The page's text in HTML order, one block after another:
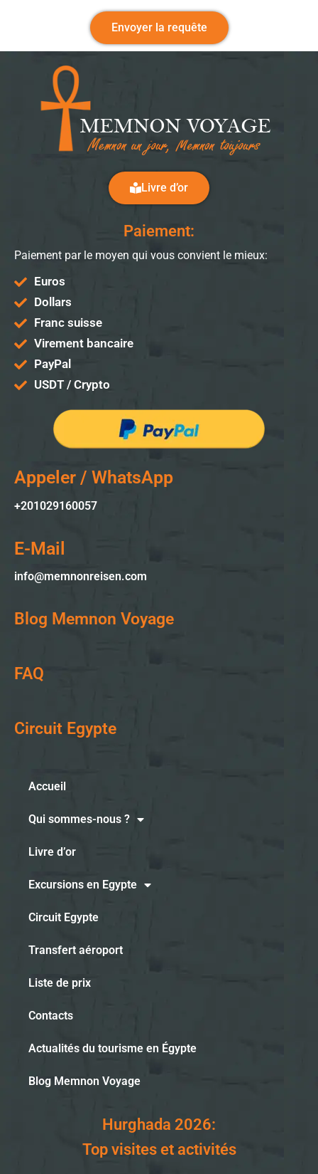
Envoyer la requête
Livre d’or
Paiement:
Paiement par le moyen qui vous convient le mieux:
Euros
Dollars
Franc suisse
Virement bancaire
PayPal
USDT / Crypto
Appeler / WhatsApp
+201029160057
E-Mail
info@memnonreisen.com
Blog Memnon Voyage
FAQ
Circuit Egypte
Accueil
Qui sommes-nous ?
Livre d’or
Excursions en Egypte
Circuit Egypte
Transfert aéroport
Liste de prix
Contacts
Actualités du tourisme en Égypte
Blog Memnon Voyage
Hurghada 2026:
Top visites et activités